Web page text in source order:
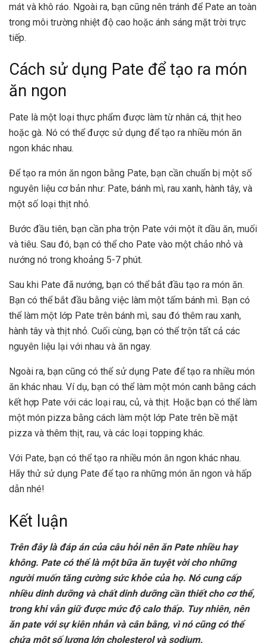
mát và khô ráo. Ngoài ra, bạn cũng nên tránh để Pate an toàn
trong môi trường nhiệt độ cao hoặc ánh sáng mặt trời trực
tiếp.
Cách sử dụng Pate để tạo ra món
ăn ngon
Pate là một loại thực phẩm được làm từ nhân cá, thịt heo
hoặc gà. Nó có thể được sử dụng để tạo ra nhiều món ăn
ngon khác nhau.
Để tạo ra món ăn ngon bằng Pate, bạn cần chuẩn bị một số
nguyên liệu cơ bản như: Pate, bánh mì, rau xanh, hành tây, và
một số loại thịt nhỏ.
Bước đầu tiên, bạn cần pha trộn Pate với một ít dầu ăn, muối
và tiêu. Sau đó, bạn có thể cho Pate vào một chảo nhỏ và
nướng nó trong khoảng 5-7 phút.
Sau khi Pate đã nướng, bạn có thể bắt đầu tạo ra món ăn.
Bạn có thể bắt đầu bằng việc làm một tấm bánh mì. Bạn có
thể làm một lớp Pate trên bánh mì, sau đó thêm rau xanh,
hành tây và thịt nhỏ. Cuối cùng, bạn có thể trộn tất cả các
nguyên liệu lại với nhau và ăn ngay.
Ngoài ra, bạn cũng có thể sử dụng Pate để tạo ra nhiều món
ăn khác nhau. Ví dụ, bạn có thể làm một món canh bằng cách
kết hợp Pate với các loại rau, củ, và thịt. Hoặc bạn có thể làm
một món pizza bằng cách làm một lớp Pate trên bề mặt
pizza và thêm thịt, rau, và các loại topping khác.
Với Pate, bạn có thể tạo ra nhiều món ăn ngon khác nhau.
Hãy thử sử dụng Pate để tạo ra những món ăn ngon và hấp
dẫn nhé!
Kết luận
Trên đây là đáp án của câu hỏi nên ăn Pate nhiều hay
không. Pate có thể là một bữa ăn tuyệt vời cho những
người muốn tăng cường sức khỏe của họ. Nó cung cấp
nhiều dinh dưỡng và chất dinh dưỡng cần thiết cho cơ thể,
trong khi vẫn giữ được mức độ calo thấp. Tuy nhiên, nên
ăn pate với sự kiên nhẫn và cân bằng, vì nó cũng có thể
chứa một số lượng lớn cholesterol và sodium.